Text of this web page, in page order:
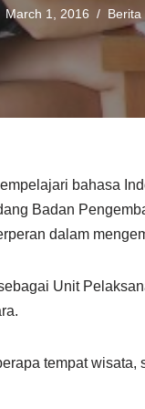
March 1, 2016 Berita
bahasa
Badan
dalam
Unit
tempat